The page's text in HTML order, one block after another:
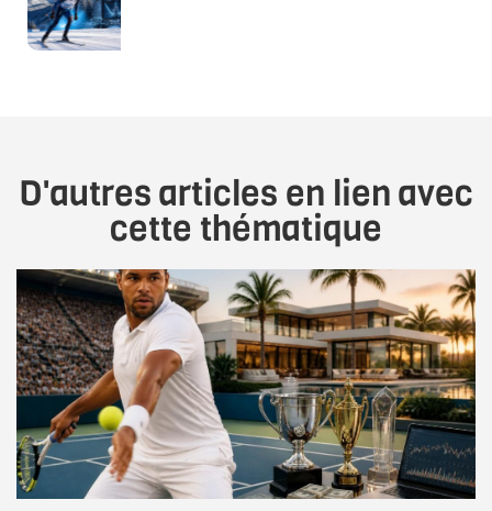
D'autres articles en lien avec
cette thématique